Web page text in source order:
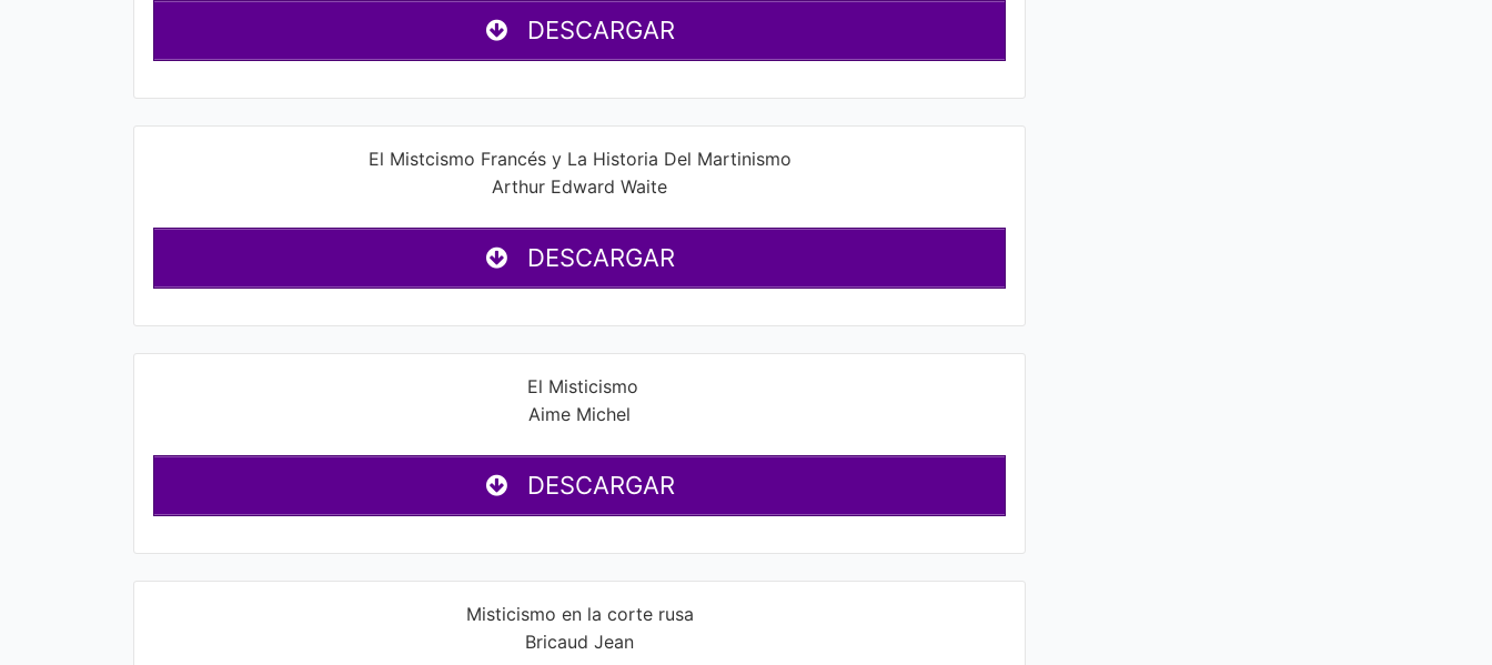
DESCARGAR
El Mistcismo Francés y La Historia Del Martinismo
Arthur Edward Waite
DESCARGAR
El Misticismo
Aime Michel
DESCARGAR
Misticismo en la corte rusa
Bricaud Jean